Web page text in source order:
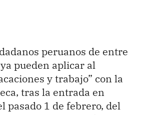
peruanos de entre
pueden aplicar al
y trabajo” con la
tras la entrada en
pasado 1 de febrero, del